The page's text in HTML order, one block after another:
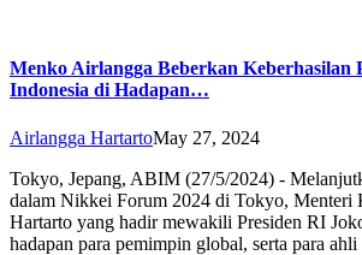
Menko Airlangga Beberkan Keberhasilan
Indonesia di Hadapan…
Airlangga HartartoMay 27, 2024
Tokyo, Jepang, ABIM (27/5/2024) -
dalam Nikkei Forum 2024 di Tokyo, Menteri
Hartarto yang hadir mewakili Presiden RI
hadapan para pemimpin global, serta para